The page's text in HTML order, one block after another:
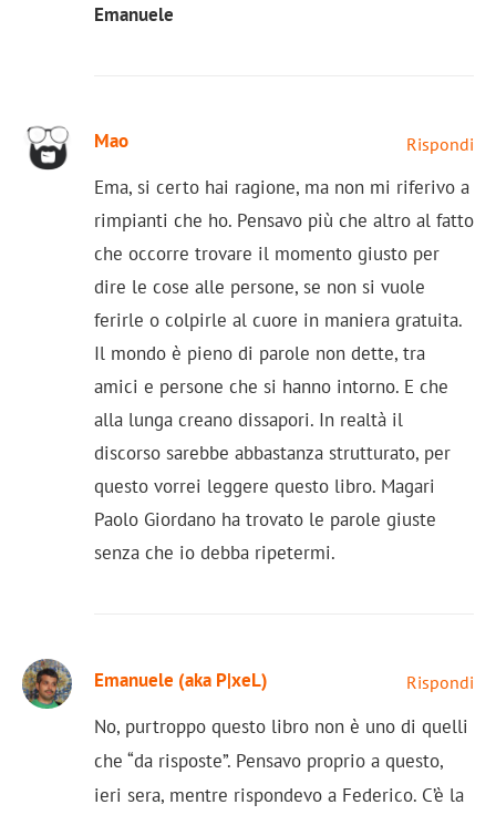
Emanuele
Mao Rispondi
Ema, si certo hai ragione, ma non mi riferivo a
rimpianti che ho. Pensavo più che altro al fatto
che occorre trovare il momento giusto per
dire le cose alle persone, se non si vuole
ferirle o colpirle al cuore in maniera gratuita.
Il mondo è pieno di parole non dette, tra
amici e persone che si hanno intorno. E che
alla lunga creano dissapori. In realtà il
discorso sarebbe abbastanza strutturato, per
questo vorrei leggere questo libro. Magari
Paolo Giordano ha trovato le parole giuste
senza che io debba ripetermi.
Emanuele (aka P|xeL) Rispondi
No, purtroppo questo libro non è uno di quelli
che “da risposte”. Pensavo proprio a questo,
ieri sera, mentre rispondevo a Federico. C’è la